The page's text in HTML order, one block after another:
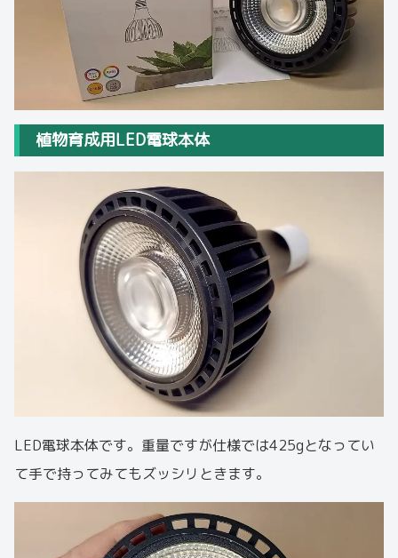
植物育成用LED電球本体
LED電球本体です。重量ですが仕様では425gとなってい
て手で持ってみてもズッシリときます。